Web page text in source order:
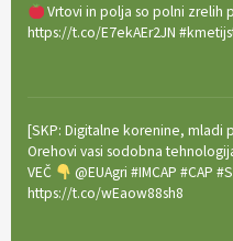
Vrtovi in polja so polni zrelih
https://t.co/E7ekAEr2JN
[SKP: Digitalne korenine, mladi
Orehovi vasi sodobna
VEČ
@EUAgri #IMCAP #CAP
https://t.co/wEaow88sh8